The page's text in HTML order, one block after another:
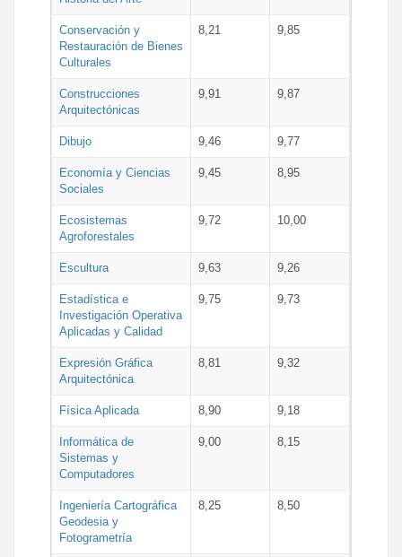
Conservación y
Restauración de Bienes
Culturales
8,21 9,85
Construcciones
Arquitectónicas
9,91 9,87
Dibujo 9,46 9,77
Economía y Ciencias
Sociales
9,45 8,95
Ecosistemas
Agroforestales
9,72 10,00
Escultura 9,63 9,26
Estadística e
Investigación Operativa
Aplicadas y Calidad
9,75 9,73
Expresión Gráfica
Arquitectónica
8,81 9,32
Física Aplicada 8,90 9,18
Informática de
Sistemas y
Computadores
9,00 8,15
Ingeniería Cartográfica
Geodesia y
Fotogrametría
8,25 8,50